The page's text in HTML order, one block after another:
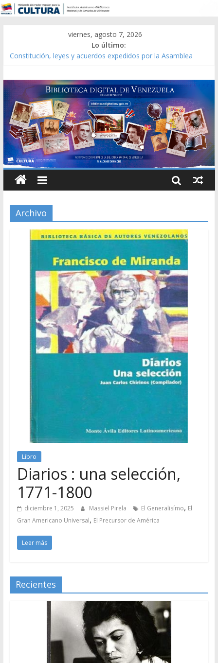
viernes, agosto 7, 2026
Lo último:
Constitución, leyes y acuerdos expedidos por la Asamblea
Modesta Bor Sánchez [material gráfico]
Gaceta Oficial de la República de Venezuela año CXXXIII Mes V,
Caracas 09 de marzo de 2006 N° 38.394
Catálogo temático de obras de Modesta Bor
Archivo
Libro
Diarios : una selección,
1771-1800
diciembre 1, 2025 Massiel Pirela El Generalisímo, El
Gran Americano Universal, El Precursor de América
Leer más
Recientes